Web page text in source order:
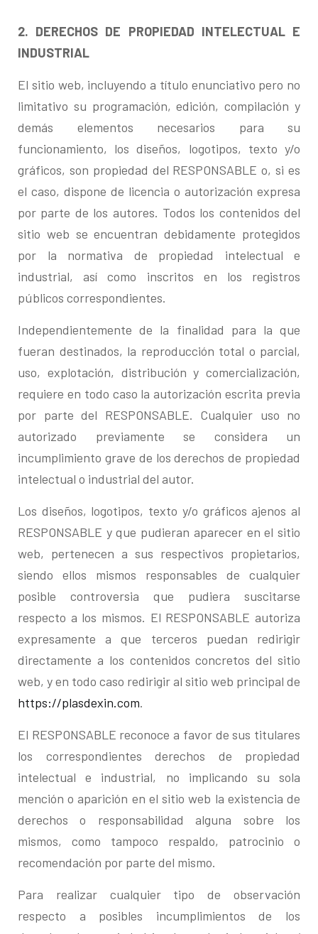
2. DERECHOS DE PROPIEDAD INTELECTUAL E
INDUSTRIAL
El sitio web, incluyendo a título enunciativo pero no
limitativo su programación, edición, compilación y
demás elementos necesarios para su
funcionamiento, los diseños, logotipos, texto y/o
gráficos, son propiedad del RESPONSABLE o, si es
el caso, dispone de licencia o autorización expresa
por parte de los autores. Todos los contenidos del
sitio web se encuentran debidamente protegidos
por la normativa de propiedad intelectual e
industrial, así como inscritos en los registros
públicos correspondientes.
Independientemente de la finalidad para la que
fueran destinados, la reproducción total o parcial,
uso, explotación, distribución y comercialización,
requiere en todo caso la autorización escrita previa
por parte del RESPONSABLE. Cualquier uso no
autorizado previamente se considera un
incumplimiento grave de los derechos de propiedad
intelectual o industrial del autor.
Los diseños, logotipos, texto y/o gráficos ajenos al
RESPONSABLE y que pudieran aparecer en el sitio
web, pertenecen a sus respectivos propietarios,
siendo ellos mismos responsables de cualquier
posible controversia que pudiera suscitarse
respecto a los mismos. El RESPONSABLE autoriza
expresamente a que terceros puedan redirigir
directamente a los contenidos concretos del sitio
web, y en todo caso redirigir al sitio web principal de
https://plasdexin.com.
El RESPONSABLE reconoce a favor de sus titulares
los correspondientes derechos de propiedad
intelectual e industrial, no implicando su sola
mención o aparición en el sitio web la existencia de
derechos o responsabilidad alguna sobre los
mismos, como tampoco respaldo, patrocinio o
recomendación por parte del mismo.
Para realizar cualquier tipo de observación
respecto a posibles incumplimientos de los